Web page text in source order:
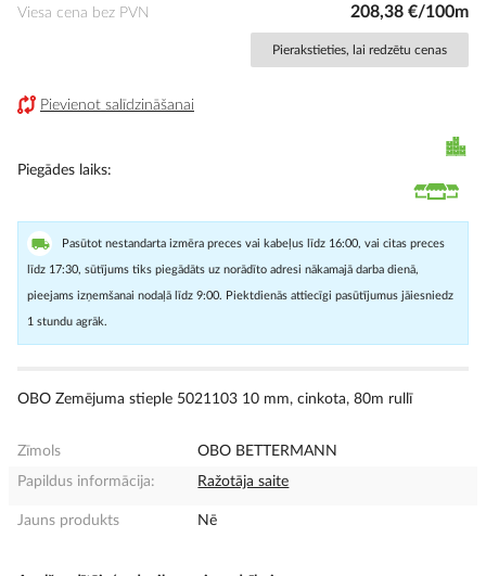
Viesa cena bez PVN 208,38 €/100m
Pierakstieties, lai redzētu cenas
Pievienot salīdzināšanai
Piegādes laiks
Pasūtot nestandarta izmēra preces vai kabeļus līdz 16:00, vai citas preces
līdz 17:30, sūtījums tiks piegādāts uz norādīto adresi nākamajā darba dienā,
pieejams izņemšanai nodaļā līdz 9:00. Piektdienās attiecīgi pasūtījumus jāiesniedz
1 stundu agrāk.
OBO Zemējuma stieple 5021103 10 mm, cinkota, 80m rullī
Zīmols
OBO BETTERMANN
Papildus informācija:
Ražotāja saite
Jauns produkts Nē